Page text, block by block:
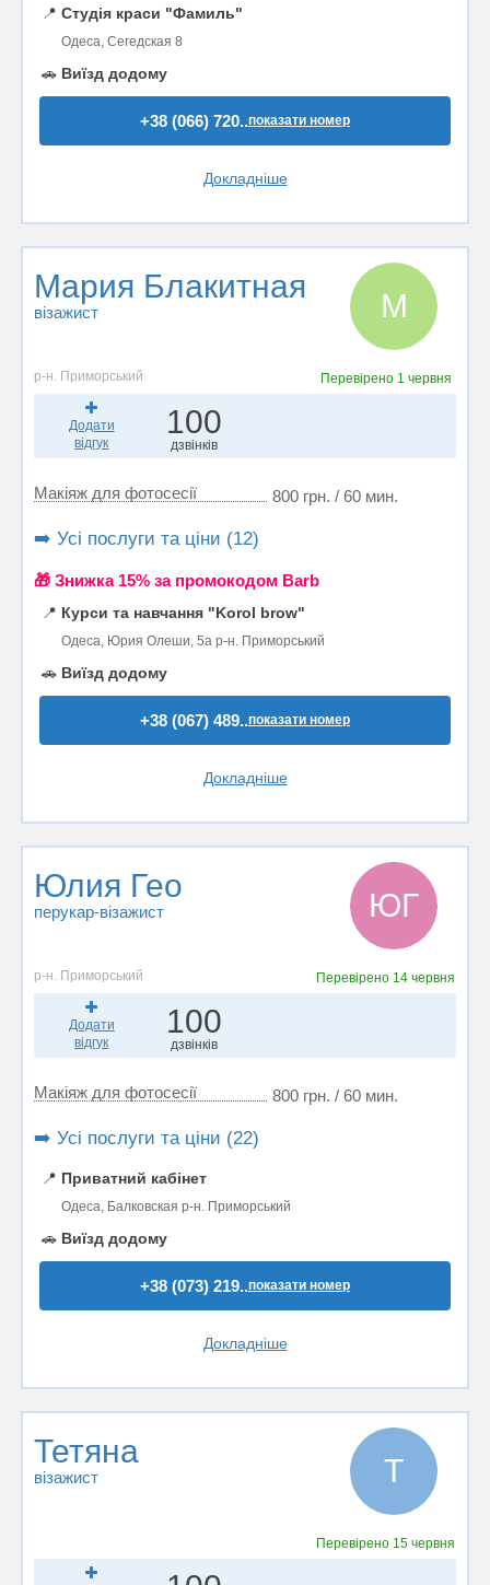
📍 Студія краси "Фамиль"
Одеса, Сегедская 8
🚗 Виїзд додому
+38 (066) 720..показати номер
Докладніше
Мария Блакитная
візажист М
р-н. Приморський Перевірено 1 червня
Додати
відгук
100
дзвінків
Макіяж для фотосесії 800 грн. / 60 мин.
➡️ Усі послуги та ціни (12)
🎁 Знижка 15% за промокодом Barb
📍 Курси та навчання "Korol brow"
Одеса, Юрия Олеши, 5а р-н. Приморський
🚗 Виїзд додому
+38 (067) 489..показати номер
Докладніше
Юлия Гео
перукар-візажист ЮГ
р-н. Приморський Перевірено 14 червня
Додати
відгук
100
дзвінків
Макіяж для фотосесії 800 грн. / 60 мин.
➡️ Усі послуги та ціни (22)
📍 Приватний кабінет
Одеса, Балковская р-н. Приморський
🚗 Виїзд додому
+38 (073) 219..показати номер
Докладніше
Тетяна
візажист Т
Перевірено 15 червня